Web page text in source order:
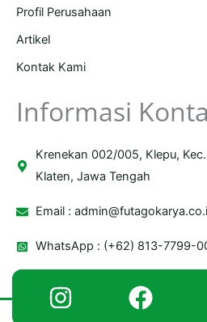
Profil Perusahaan
Artikel
Kontak Kami
Informasi
Krenekan 002/005, Klepu,
Klaten, Jawa Tengah
Email :
WhatsApp : (+62) 813-7799-